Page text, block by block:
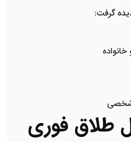
گرفت:
شخصی
طلاق فوری